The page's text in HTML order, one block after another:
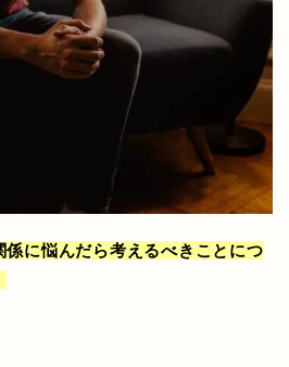
係に悩んだら考えるべきことにつ